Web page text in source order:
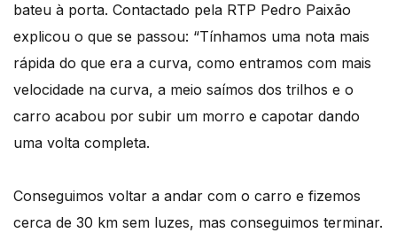
bateu à porta. Contactado pela RTP Pedro Paixão
explicou o que se passou: “Tínhamos uma nota mais
rápida do que era a curva, como entramos com mais
velocidade na curva, a meio saímos dos trilhos e o
carro acabou por subir um morro e capotar dando
uma volta completa.
Conseguimos voltar a andar com o carro e fizemos
cerca de 30 km sem luzes, mas conseguimos terminar.